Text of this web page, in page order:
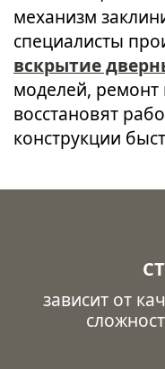
механизм
специалисты
вскрытие
моделей, ремонт
восстановят
конструкции
зависит от